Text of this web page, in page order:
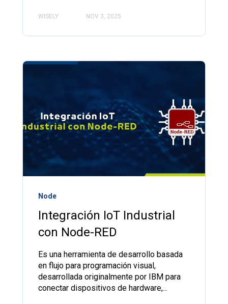
WISELY NOV 3, 2025
Node
Integración IoT Industrial
con Node-RED
Es una herramienta de desarrollo basada
en flujo para programación visual,
desarrollada originalmente por IBM para
conectar dispositivos de hardware,...